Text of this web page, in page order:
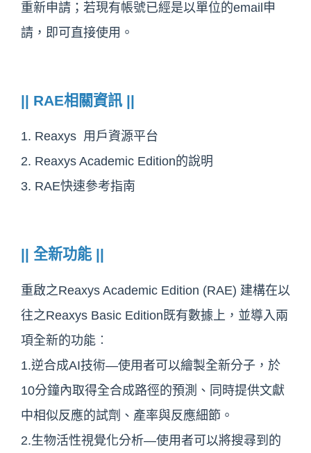
重新申請；若現有帳號已經是以單位的email申
請，即可直接使用。
|| RAE相關資訊 ||
1. Reaxys 用戶資源平台
2. Reaxys Academic Edition的說明
3. RAE快速參考指南
|| 全新功能 ||
重啟之Reaxys Academic Edition (RAE) 建構在以
往之Reaxys Basic Edition既有數據上，並導入兩
項全新的功能︰
1.逆合成AI技術—使用者可以繪製全新分子，於
10分鐘內取得全合成路徑的預測、同時提供文獻
中相似反應的試劑、產率與反應細節。
2.生物活性視覺化分析—使用者可以將搜尋到的